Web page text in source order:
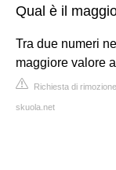
Qual è il
Tra due numeri
maggiore valore
Richiesta di
skuola.net